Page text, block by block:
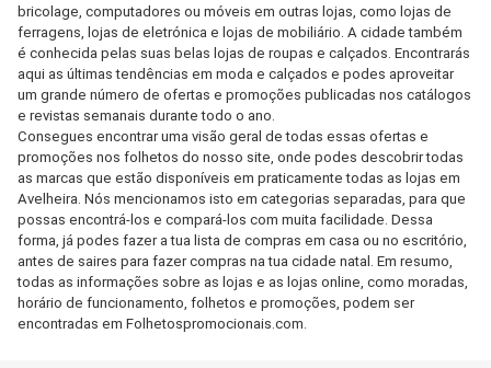
bricolage, computadores ou móveis em outras lojas, como lojas de
ferragens, lojas de eletrónica e lojas de mobiliário. A cidade também
é conhecida pelas suas belas lojas de roupas e calçados. Encontrarás
aqui as últimas tendências em moda e calçados e podes aproveitar
um grande número de ofertas e promoções publicadas nos catálogos
e revistas semanais durante todo o ano.
Consegues encontrar uma visão geral de todas essas ofertas e
promoções nos folhetos do nosso site, onde podes descobrir todas
as marcas que estão disponíveis em praticamente todas as lojas em
Avelheira. Nós mencionamos isto em categorias separadas, para que
possas encontrá-los e compará-los com muita facilidade. Dessa
forma, já podes fazer a tua lista de compras em casa ou no escritório,
antes de saires para fazer compras na tua cidade natal. Em resumo,
todas as informações sobre as lojas e as lojas online, como moradas,
horário de funcionamento, folhetos e promoções, podem ser
encontradas em Folhetospromocionais.com.